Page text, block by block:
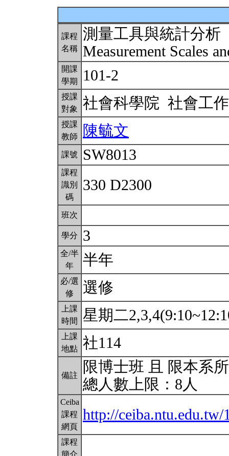
課程
名稱
測量工具與統計分析
Measurement Scales
開課
學期
101-2
授課
對象
社會科學院 社會工
授課
教師
陳毓文
課號 SW8013
課程
識別
碼
330 D2300
班次
學分 3
全/半
年
半年
必/選
修
選修
上課
時間
星期二
上課
地點 社114
備註
限博士班 且 限本系
總人數上限：8人
Ceiba
課程
網頁
http://ceiba.ntu.edu.tw/
課程
簡介